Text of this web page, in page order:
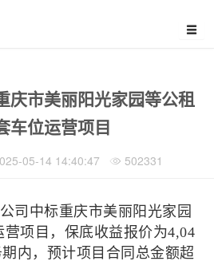
庆市美丽阳光家园等公租
车位运营项目
05-14 14:40:47 502331
司中标重庆市美丽阳光家园
项目，保底收益报价为4,04
内，预计项目合同总金额超